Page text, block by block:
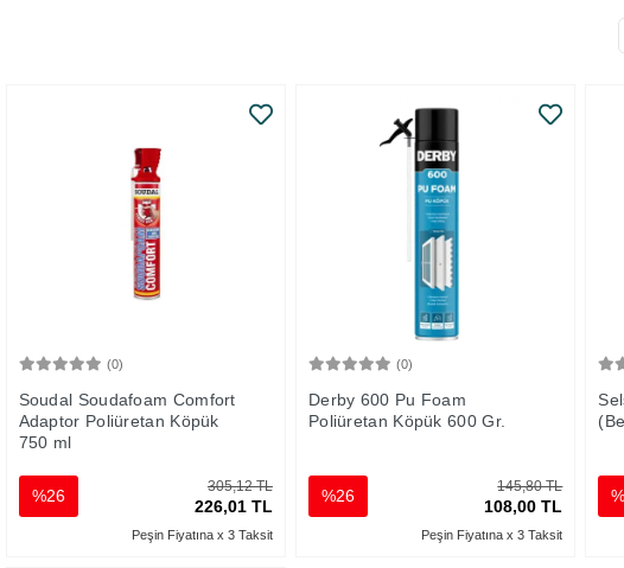
(0)
Soudal Soudafoam Comfort
Adaptor Poliüretan Köpük
750 ml
305,12 TL
226,01 TL
%26
Peşin Fiyatına x 3 Taksit
(0)
Derby 600 Pu Foam
Poliüretan Köpük 600 Gr.
145,80 TL
108,00 TL
%26
Peşin Fiyatına x 3 Taksit